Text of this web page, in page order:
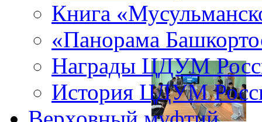
Книга
«Панорама
Награды ЦДУМ
История ЦДУМ